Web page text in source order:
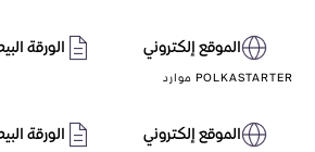
الموقع إلكتروني الورقة
POLKASTARTER موارد
الموقع إلكتروني الورقة